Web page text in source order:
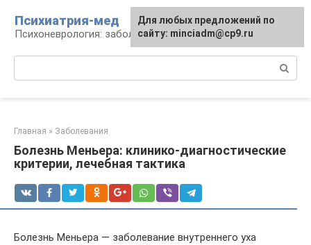
контенту
Психиатрия-мед
Психоневрология: заболевания и терапия
Главная » Заболевания
Болезнь Меньера: клинико-диагностические
критерии, лечебная тактика
Болезнь Меньера — заболевание внутреннего уха
Для любых предложений по
сайту: minciadm@cp9.ru